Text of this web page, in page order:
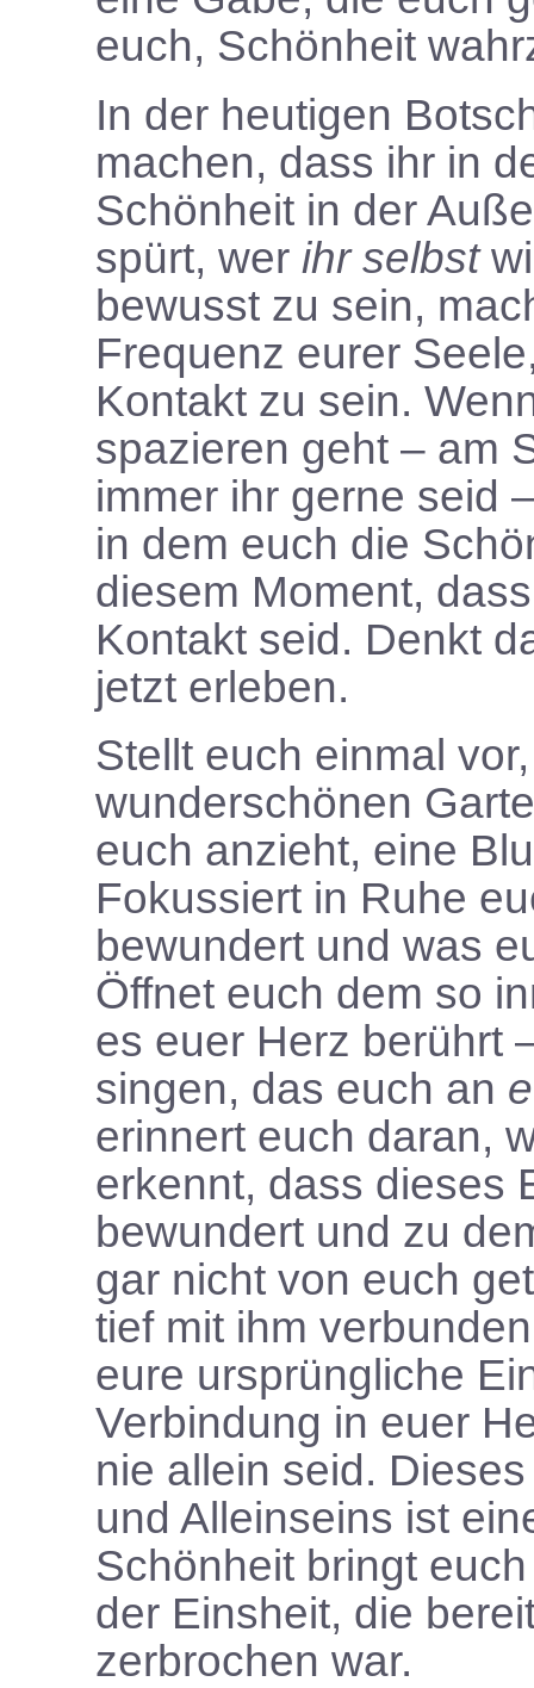
euch, Schönheit
In der heutigen
machen, dass ihr in
Schönheit in der
spürt, wer ihr selbst
bewusst zu sein,
Frequenz eurer
Kontakt zu sein.
spazieren geht – am
immer ihr gerne seid
in dem euch die
diesem Moment,
Kontakt seid. Denkt
jetzt erleben.
Stellt euch einmal
wunderschönen
euch anzieht, eine
Fokussiert in Ruhe
bewundert und was
Öffnet euch dem so
es euer Herz berührt
singen, das euch an
erinnert euch daran,
erkennt, dass dieses
bewundert und zu
gar nicht von euch
tief mit ihm
eure ursprüngliche
Verbindung in euer
nie allein seid.
und Alleinseins ist
Schönheit bringt
der Einsheit, die
zerbrochen war.